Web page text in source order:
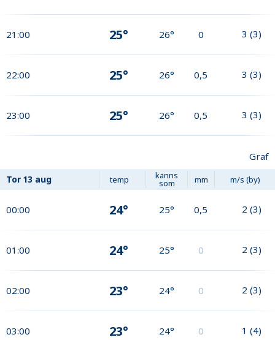
21:00 25° 26° 0 3 (3)
22:00 25° 26° 0,5 3 (3)
23:00 25° 26° 0,5 3 (3)
Graf
Tor 13 aug temp känns
som mm m/s (by)
00:00 24° 25° 0,5 2 (3)
01:00 24° 25° 0 2 (3)
02:00 23° 24° 0 2 (3)
03:00 23° 24° 0 1 (4)